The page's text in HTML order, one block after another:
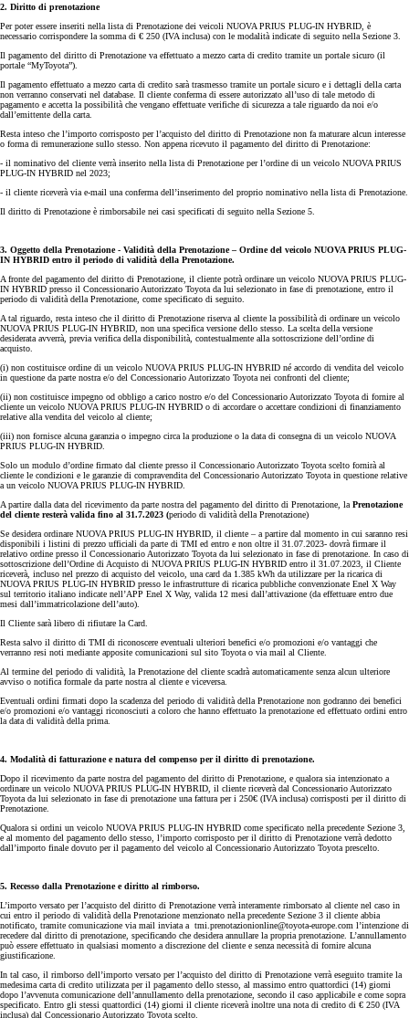
2. Diritto di prenotazione
Per poter essere inseriti nella lista di Prenotazione dei veicoli NUOVA PRIUS PLUG-IN HYBRID, è
necessario corrispondere la somma di € 250 (IVA inclusa) con le modalità indicate di seguito nella Sezione 3.
Il pagamento del diritto di Prenotazione va effettuato a mezzo carta di credito tramite un portale sicuro (il
portale “MyToyota”).
Il pagamento effettuato a mezzo carta di credito sarà trasmesso tramite un portale sicuro e i dettagli della carta
non verranno conservati nel database. Il cliente conferma di essere autorizzato all’uso di tale metodo di
pagamento e accetta la possibilità che vengano effettuate verifiche di sicurezza a tale riguardo da noi e/o
dall’emittente della carta.
Resta inteso che l’importo corrisposto per l’acquisto del diritto di Prenotazione non fa maturare alcun interesse
o forma di remunerazione sullo stesso. Non appena ricevuto il pagamento del diritto di Prenotazione:
- il nominativo del cliente verrà inserito nella lista di Prenotazione per l’ordine di un veicolo NUOVA PRIUS
PLUG-IN HYBRID nel 2023;
- il cliente riceverà via e-mail una conferma dell’inserimento del proprio nominativo nella lista di Prenotazione.
Il diritto di Prenotazione è rimborsabile nei casi specificati di seguito nella Sezione 5.
3. Oggetto della Prenotazione - Validità della Prenotazione – Ordine del veicolo NUOVA PRIUS PLUG-
IN HYBRID entro il periodo di validità della Prenotazione.
A fronte del pagamento del diritto di Prenotazione, il cliente potrà ordinare un veicolo NUOVA PRIUS PLUG-
IN HYBRID presso il Concessionario Autorizzato Toyota da lui selezionato in fase di prenotazione, entro il
periodo di validità della Prenotazione, come specificato di seguito.
A tal riguardo, resta inteso che il diritto di Prenotazione riserva al cliente la possibilità di ordinare un veicolo
NUOVA PRIUS PLUG-IN HYBRID, non una specifica versione dello stesso. La scelta della versione
desiderata avverrà, previa verifica della disponibilità, contestualmente alla sottoscrizione dell’ordine di
acquisto.
(i) non costituisce ordine di un veicolo NUOVA PRIUS PLUG-IN HYBRID né accordo di vendita del veicolo
in questione da parte nostra e/o del Concessionario Autorizzato Toyota nei confronti del cliente;
(ii) non costituisce impegno od obbligo a carico nostro e/o del Concessionario Autorizzato Toyota di fornire al
cliente un veicolo NUOVA PRIUS PLUG-IN HYBRID o di accordare o accettare condizioni di finanziamento
relative alla vendita del veicolo al cliente;
(iii) non fornisce alcuna garanzia o impegno circa la produzione o la data di consegna di un veicolo NUOVA
PRIUS PLUG-IN HYBRID.
Solo un modulo d’ordine firmato dal cliente presso il Concessionario Autorizzato Toyota scelto fornirà al
cliente le condizioni e le garanzie di compravendita del Concessionario Autorizzato Toyota in questione relative
a un veicolo NUOVA PRIUS PLUG-IN HYBRID.
A partire dalla data del ricevimento da parte nostra del pagamento del diritto di Prenotazione, laPrenotazione
del cliente resterà valida fino al 31.7.2023 (periodo di validità della Prenotazione)
Se desidera ordinare NUOVA PRIUS PLUG-IN HYBRID, il cliente – a partire dal momento in cui saranno resi
disponibili i listini di prezzo ufficiali da parte di TMI ed entro e non oltre il 31.07.2023- dovrà firmare il
relativo ordine presso il Concessionario Autorizzato Toyota da lui selezionato in fase di prenotazione. In caso di
sottoscrizione dell’Ordine di Acquisto di NUOVA PRIUS PLUG-IN HYBRID entro il 31.07.2023, il Cliente
riceverà, incluso nel prezzo di acquisto del veicolo, una card da 1.385 kWh da utilizzare per la ricarica di
NUOVA PRIUS PLUG-IN HYBRID presso le infrastrutture di ricarica pubbliche convenzionate Enel X Way
sul territorio italiano indicate nell’APP Enel X Way, valida 12 mesi dall’attivazione (da effettuare entro due
mesi dall’immatricolazione dell’auto).
Il Cliente sarà libero di rifiutare la Card.
Resta salvo il diritto di TMI di riconoscere eventuali ulteriori benefici e/o promozioni e/o vantaggi che
verranno resi noti mediante apposite comunicazioni sul sito Toyota o via mail al Cliente.
Al termine del periodo di validità, la Prenotazione del cliente scadrà automaticamente senza alcun ulteriore
avviso o notifica formale da parte nostra al cliente e viceversa.
Eventuali ordini firmati dopo la scadenza del periodo di validità della Prenotazione non godranno dei benefici
e/o promozioni e/o vantaggi riconosciuti a coloro che hanno effettuato la prenotazione ed effettuato ordini entro
la data di validità della prima.
4. Modalità di fatturazione e natura del compenso per il diritto di prenotazione.
Dopo il ricevimento da parte nostra del pagamento del diritto di Prenotazione, e qualora sia intenzionato a
ordinare un veicolo NUOVA PRIUS PLUG-IN HYBRID, il cliente riceverà dal Concessionario Autorizzato
Toyota da lui selezionato in fase di prenotazione una fattura per i 250€ (IVA inclusa) corrisposti per il diritto di
Prenotazione.
Qualora si ordini un veicolo NUOVA PRIUS PLUG-IN HYBRID come specificato nella precedente Sezione 3,
e al momento del pagamento dello stesso, l’importo corrisposto per il diritto di Prenotazione verrà dedotto
dall’importo finale dovuto per il pagamento del veicolo al Concessionario Autorizzato Toyota prescelto.
5. Recesso dalla Prenotazione e diritto al rimborso.
L’importo versato per l’acquisto del diritto di Prenotazione verrà interamente rimborsato al cliente nel caso in
cui entro il periodo di validità della Prenotazione menzionato nella precedente Sezione 3 il cliente abbia
notificato, tramite comunicazione via mail inviata a tmi.prenotazionionline@toyota-europe.com l’intenzione di
recedere dal diritto di prenotazione, specificando che desidera annullare la propria prenotazione. L’annullamento
può essere effettuato in qualsiasi momento a discrezione del cliente e senza necessità di fornire alcuna
giustificazione.
In tal caso, il rimborso dell’importo versato per l’acquisto del diritto di Prenotazione verrà eseguito tramite la
medesima carta di credito utilizzata per il pagamento dello stesso, al massimo entro quattordici (14) giorni
dopo l’avvenuta comunicazione dell’annullamento della prenotazione, secondo il caso applicabile e come sopra
specificato. Entro gli stessi quattordici (14) giorni il cliente riceverà inoltre una nota di credito di € 250 (IVA
inclusa) dal Concessionario Autorizzato Toyota scelto.